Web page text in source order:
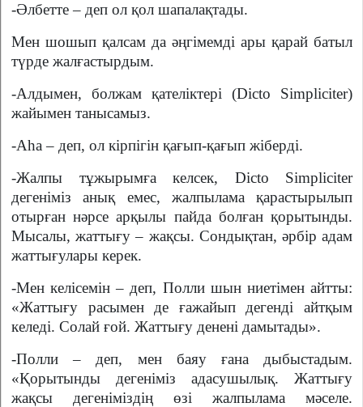
-Әлбетте – деп ол қол шапалақтады.
Мен шошып қалсам да әңгімемді ары қарай батыл
түрде жалғастырдым.
-Алдымен, болжам қателіктері (Dicto Simpliciter)
жайымен танысамыз.
-Аһа – деп, ол кірпігін қағып-қағып жіберді.
-Жалпы тұжырымға келсек, Dicto Simpliciter
дегеніміз анық емес, жалпылама қарастырылып
отырған нәрсе арқылы пайда болған қорытынды.
Мысалы, жаттығу – жақсы. Сондықтан, әрбір адам
жаттығулары керек.
-Мен келісемін – деп, Полли шын ниетімен айтты:
«Жаттығу расымен де ғажайып дегенді айтқым
келеді. Солай ғой. Жаттығу денені дамытады».
-Полли – деп, мен баяу ғана дыбыстадым.
«Қорытынды дегеніміз адасушылық. Жаттығу
жақсы дегеніміздің өзі жалпылама мәселе.